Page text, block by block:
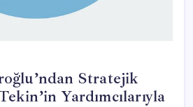
Stratejik
Yardımcılarıyla